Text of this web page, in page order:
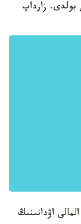
بولدى. زارداپ
اۋدانىنىڭ